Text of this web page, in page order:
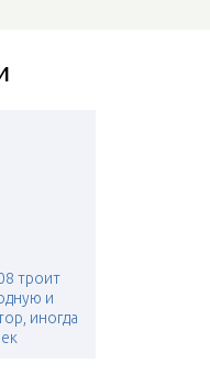
троит
и
иногда